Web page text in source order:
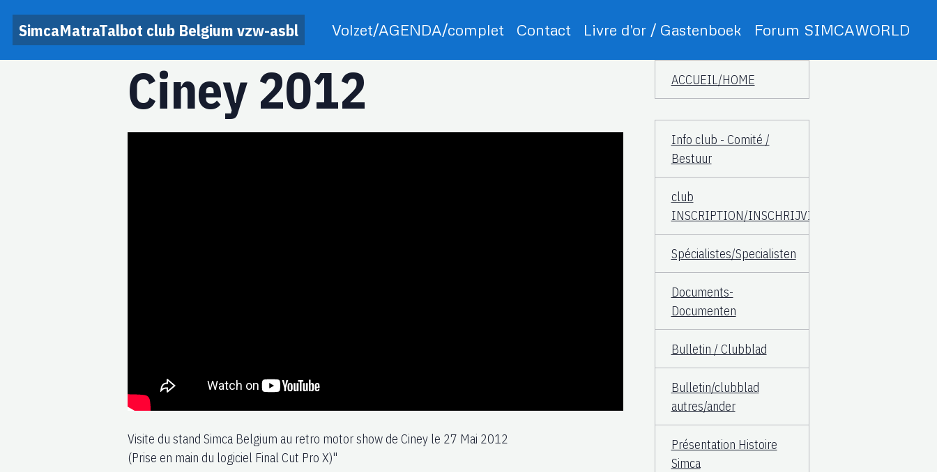
SimcaMatraTalbot club Belgium vzw-asbl Volzet/AGENDA/complet Contact Livre d'or / Gastenboek Forum SIMCAWORLD
Ciney 2012
Visite du stand Simca Belgium au retro motor show de Ciney le 27 Mai 2012
(Prise en main du logiciel Final Cut Pro X)"
ACCUEIL/HOME
Info club - Comité /
Bestuur
club
INSCRIPTION/INSCHRIJVING
Spécialistes/Specialisten
Documents-
Documenten
Bulletin / Clubblad
Bulletin/clubblad
autres/ander
Présentation Histoire
Simca